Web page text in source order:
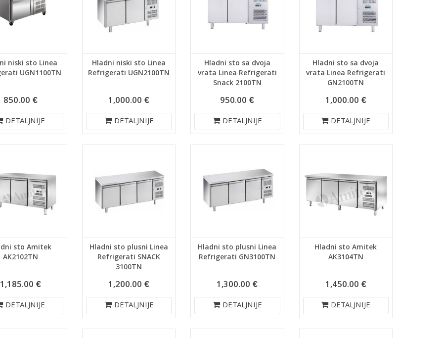
niski sto Linea
UGN1100TN
850.00 €
DETALJNIJE
Hladni niski sto Linea
Refrigerati UGN2100TN
1,000.00 €
DETALJNIJE
Hladni sto sa dvoja
vrata Linea Refrigerati
Snack 2100TN
950.00 €
DETALJNIJE
Hladni sto sa dvoja
vrata Linea Refrigerati
GN2100TN
1,000.00 €
DETALJNIJE
sto Amitek
AK2102TN
1,185.00 €
DETALJNIJE
Hladni sto plusni Linea
Refrigerati SNACK
3100TN
1,200.00 €
DETALJNIJE
Hladni sto plusni Linea
Refrigerati GN3100TN
1,300.00 €
DETALJNIJE
Hladni sto Amitek
AK3104TN
1,450.00 €
DETALJNIJE